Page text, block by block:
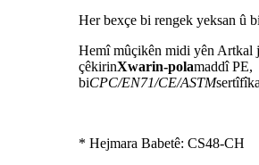
Her bexçe bi rengek yeksan û
Hemî mûçikên midi yên Artkal
çêkirinXwarin-polamaddî PE,
biCPC/EN71/CE/ASTM
* Hejmara Babetê: CS48-CH